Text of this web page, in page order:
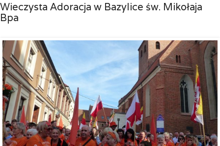
Wieczysta Adoracja w Bazylice św. Mikołaja
Bpa